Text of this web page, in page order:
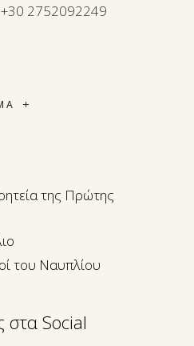
2752092249
της Πρώτης
του Ναυπλίου
στα Social